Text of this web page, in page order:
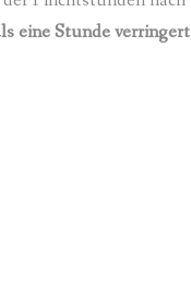
eine Stunde verringert